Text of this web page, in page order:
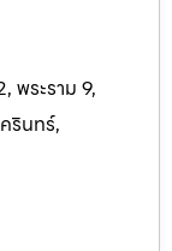
พระราม 9,
รินทร์,